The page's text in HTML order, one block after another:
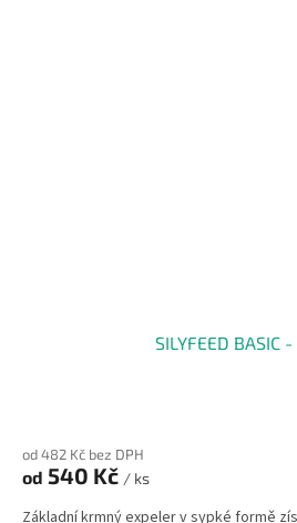
SILYFEED BASIC
od 482 Kč bez DPH
od 540 Kč / ks
Základní krmný expeler v sypké formě